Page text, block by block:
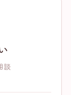
談